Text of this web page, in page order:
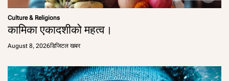
Culture & Religions
कामिका एकादशीको महत्व।
August 8, 2026डिजिटल खबर